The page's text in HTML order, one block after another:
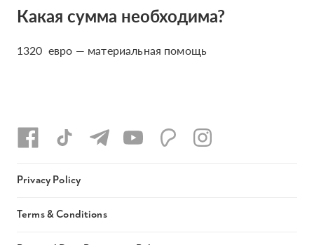
Какая сумма необходима?
1320 евро — материальная помощь
Privacy Policy
Terms & Conditions